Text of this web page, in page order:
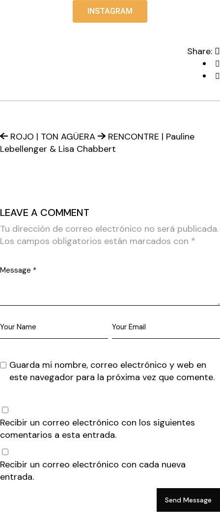
INSTAGRAM
Share:
ROJO | TON AGÜERA
RENCONTRE | Pauline
Lebellenger & Lisa Chabbert
LEAVE A COMMENT
Tu dirección de correo electrónico no será publicada.
Los campos obligatorios están marcados con *
Guarda mi nombre, correo electrónico y web en
este navegador para la próxima vez que comente.
Recibir un correo electrónico con los siguientes
comentarios a esta entrada.
Recibir un correo electrónico con cada nueva
entrada.
Send Message